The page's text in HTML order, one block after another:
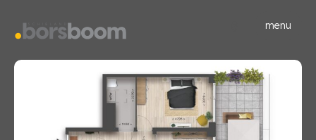
menu